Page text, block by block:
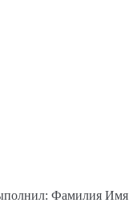
Фамилия Имя